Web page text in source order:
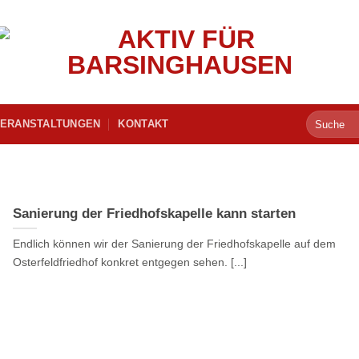
KONTAKT
Sanierung der Friedhofskapelle kann starten
Endlich können wir der Sanierung der Friedhofskapelle auf dem
Osterfeldfriedhof konkret entgegen sehen. [...]